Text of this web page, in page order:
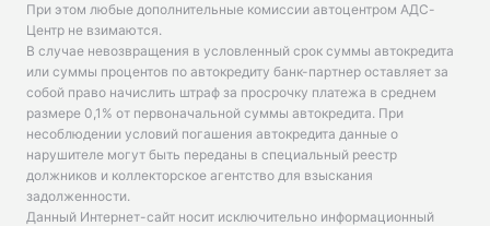
При этом любые дополнительные комиссии автоцентром АДС-
Центр не взимаются.
В случае невозвращения в условленный срок суммы автокредита
или суммы процентов по автокредиту банк-партнер оставляет за
собой право начислить штраф за просрочку платежа в среднем
размере 0,1% от первоначальной суммы автокредита. При
несоблюдении условий погашения автокредита данные о
нарушителе могут быть переданы в специальный реестр
должников и коллекторское агентство для взыскания
задолженности.
Данный Интернет-сайт носит исключительно информационный